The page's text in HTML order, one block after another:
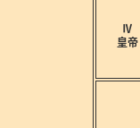
Ⅳ
皇帝